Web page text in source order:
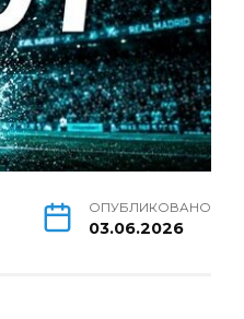
ОПУБЛИКОВАНО
03.06.2026